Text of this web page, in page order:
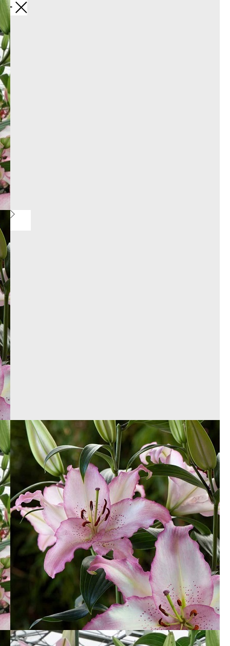
Назад